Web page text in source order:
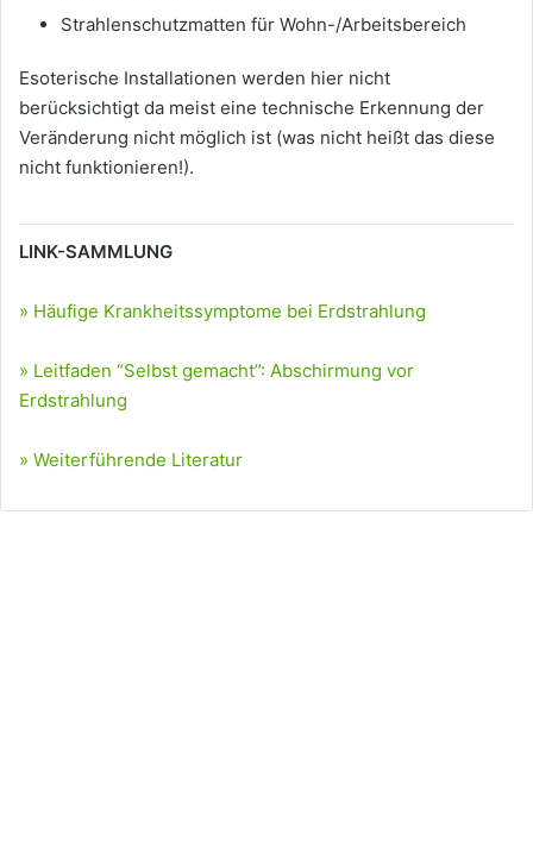
Strahlenschutzmatten für Wohn-/Arbeitsbereich
Esoterische Installationen werden hier nicht
berücksichtigt da meist eine technische Erkennung der
Veränderung nicht möglich ist (was nicht heißt das diese
nicht funktionieren!).
LINK-SAMMLUNG
» Häufige Krankheitssymptome bei Erdstrahlung
» Leitfaden “Selbst gemacht”: Abschirmung vor
Erdstrahlung
» Weiterführende Literatur